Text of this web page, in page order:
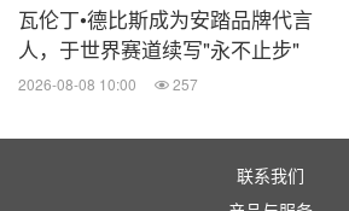
瓦伦丁•德比斯成为安踏品牌代言
人，于世界赛道续写"永不止步"
2026-08-08 10:00 257
联系我们